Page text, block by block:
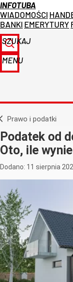
INFOTUBA
WIADOMOŚCI
BANKI EMERYTURY
SZUKAJ
MENU
Prawo i podatki
Podatek od
Oto, ile
Dodano: 11 sierpnia